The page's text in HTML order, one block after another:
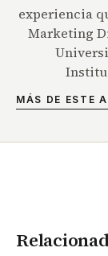
experiencia
Marketing
MÁS DE ESTE